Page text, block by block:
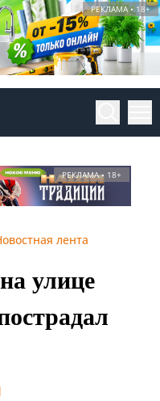
РЕКЛАМА • 18+
РЕКЛАМА • 18+
лента
улице